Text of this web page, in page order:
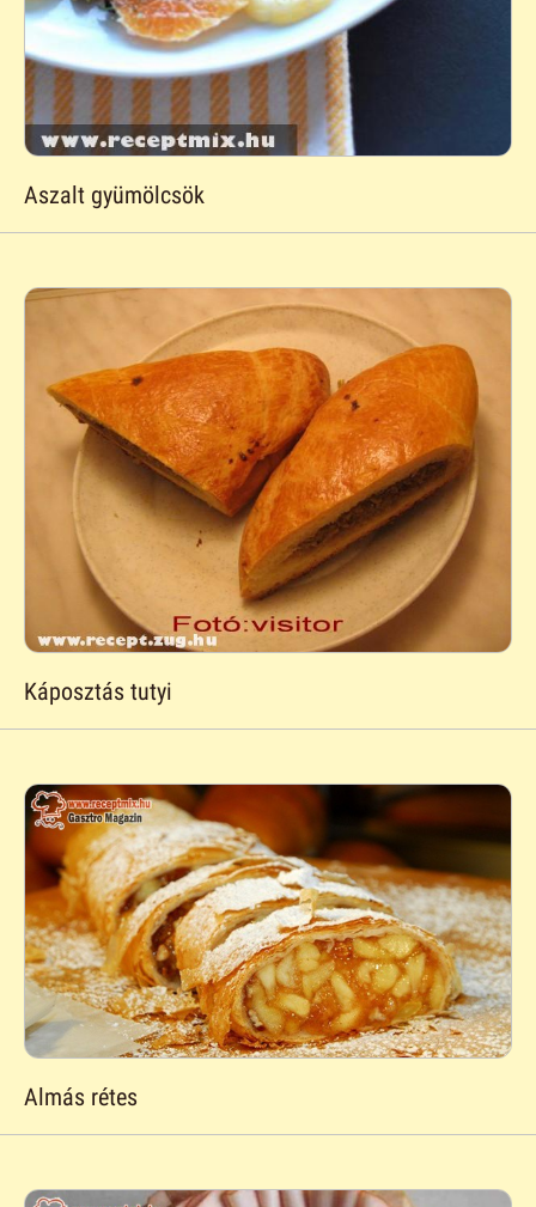
Aszalt gyümölcsök
Káposztás tutyi
Almás rétes